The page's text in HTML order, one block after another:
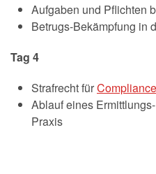
Aufgaben und Pflichten
Betrugs-Bekämpfung in
Tag 4
Strafrecht für
Ablauf eines
Praxis